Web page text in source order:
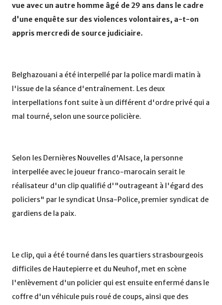
vue avec un autre homme âgé de 29 ans dans le cadre
d'une enquête sur des violences volontaires, a-t-on
appris mercredi de source judiciaire.
Belghazouani a été interpellé par la police mardi matin à
l'issue de la séance d'entraînement. Les deux
interpellations font suite à un différent d'ordre privé qui a
mal tourné, selon une source policière.
Selon les Dernières Nouvelles d'Alsace, la personne
interpellée avec le joueur franco-marocain serait le
réalisateur d'un clip qualifié d'"outrageant à l'égard des
policiers" par le syndicat Unsa-Police, premier syndicat de
gardiens de la paix.
Le clip, qui a été tourné dans les quartiers strasbourgeois
difficiles de Hautepierre et du Neuhof, met en scène
l'enlèvement d'un policier qui est ensuite enfermé dans le
coffre d'un véhicule puis roué de coups, ainsi que des